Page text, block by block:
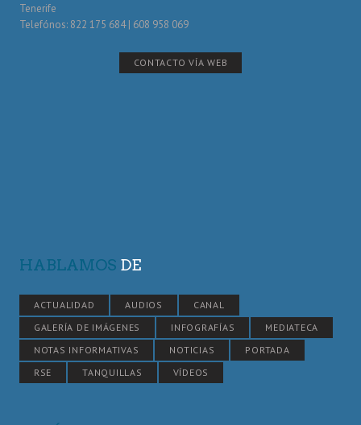
Tenerife
Telefónos: 822 175 684 | 608 958 069
CONTACTO VÍA WEB
HABLAMOS DE
ACTUALIDAD AUDIOS
CANAL
GALERÍA DE IMÁGENES
INFOGRAFÍAS
MEDIATECA
NOTAS INFORMATIVAS
NOTICIAS
PORTADA
RSE
TANQUILLAS VÍDEOS